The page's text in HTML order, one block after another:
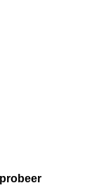
probeer